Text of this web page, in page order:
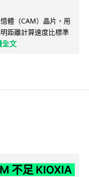
體（CAM）晶片，用
距離計算速度比標準
全文
不足 KIOXIA